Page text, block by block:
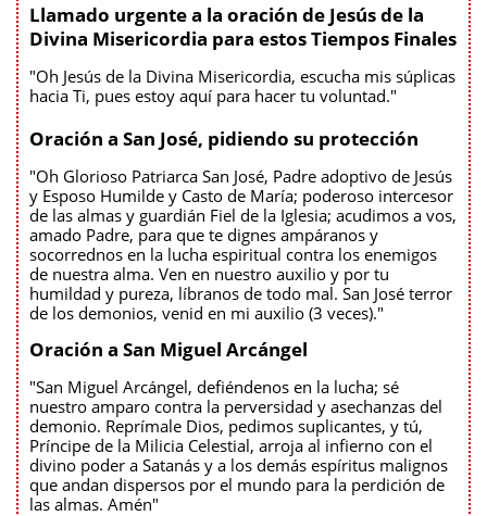
Llamado urgente a la oración de Jesús de la
Divina Misericordia para estos Tiempos Finales
"Oh Jesús de la Divina Misericordia, escucha mis súplicas
hacia Ti, pues estoy aquí para hacer tu voluntad."
Oración a San José, pidiendo su protección
"Oh Glorioso Patriarca San José, Padre adoptivo de Jesús
y Esposo Humilde y Casto de María; poderoso intercesor
de las almas y guardián Fiel de la Iglesia; acudimos a vos,
amado Padre, para que te dignes ampáranos y
socorrednos en la lucha espiritual contra los enemigos
de nuestra alma. Ven en nuestro auxilio y por tu
humildad y pureza, líbranos de todo mal. San José terror
de los demonios, venid en mi auxilio (3 veces)."
Oración a San Miguel Arcángel
"San Miguel Arcángel, defiéndenos en la lucha; sé
nuestro amparo contra la perversidad y asechanzas del
demonio. Reprímale Dios, pedimos suplicantes, y tú,
Príncipe de la Milicia Celestial, arroja al infierno con el
divino poder a Satanás y a los demás espíritus malignos
que andan dispersos por el mundo para la perdición de
las almas. Amén"